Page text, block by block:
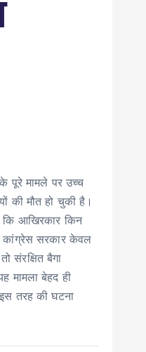
के पूरे मामले पर उच्च
की मौत हो चुकी है।
कि आखिरकार किन
कांग्रेस सरकार केवल
संरक्षित बैगा
मामला बेहद ही
तरह की घटना